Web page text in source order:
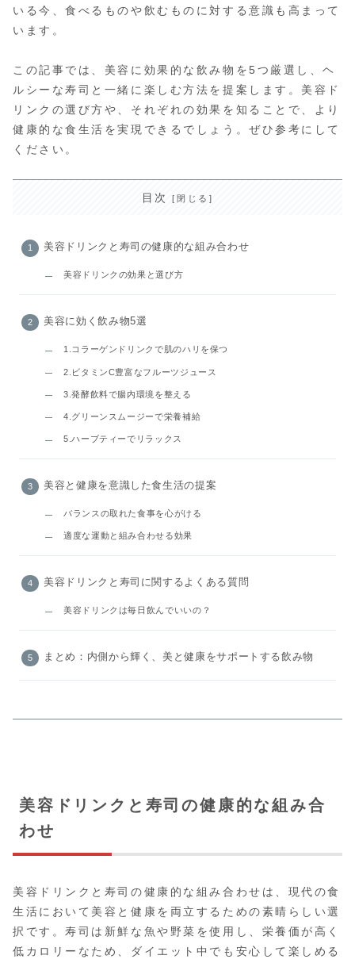
いる今、食べるものや飲むものに対する意識も高まって
います。
この記事では、美容に効果的な飲み物を5つ厳選し、ヘ
ルシーな寿司と一緒に楽しむ方法を提案します。美容ド
リンクの選び方や、それぞれの効果を知ることで、より
健康的な食生活を実現できるでしょう。ぜひ参考にして
ください。
目次
美容ドリンクと寿司の健康的な組み合わせ
美容ドリンクの効果と選び方
美容に効く飲み物5選
1.コラーゲンドリンクで肌のハリを保つ
2.ビタミンC豊富なフルーツジュース
3.発酵飲料で腸内環境を整える
4.グリーンスムージーで栄養補給
5.ハーブティーでリラックス
美容と健康を意識した食生活の提案
バランスの取れた食事を心がける
適度な運動と組み合わせる効果
美容ドリンクと寿司に関するよくある質問
美容ドリンクは毎日飲んでいいの？
まとめ：内側から輝く、美と健康をサポートする飲み物
美容ドリンクと寿司の健康的な組み合
わせ
美容ドリンクと寿司の健康的な組み合わせは、現代の食
生活において美容と健康を両立するための素晴らしい選
択です。寿司は新鮮な魚や野菜を使用し、栄養価が高く
低カロリーなため、ダイエット中でも安心して楽しめる